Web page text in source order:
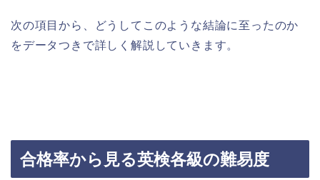
次の項目から、どうしてこのような結論に至ったのか
をデータつきで詳しく解説していきます。
合格率から見る英検各級の難易度